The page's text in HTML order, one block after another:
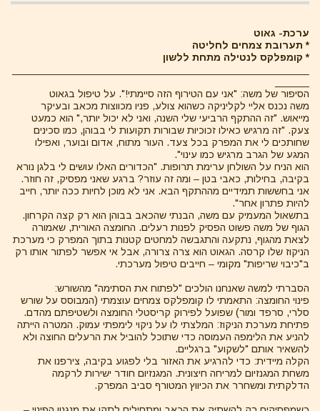
ערכת- גאוט
* תערובת צמחים לחליטה
* קומפלקס לנטילה מתחת ללשון
הסיפור של משה: "אני עם הטירוף הזה סיימתי!". על טיפול בגאוט
משה נכנס אליי לקליניקה כשהוא צולע, פניו מכווצות מכאב ובעיקר
מייאוש. "זה ההתקף הרביעי שלי השנה, ואני לא יכול יותר," הוא כמעט
צעק. "זה מרגיש כאילו זכוכיות שבורות תקועות לי בבוהן, כמו סכינים
שחותכים לי את המפרק בכל צעד. העור מתוח, אדום ובוער, ואפילו
המגע של הגרב מרגיש כמו עינוי".
הוא הניח על השולחן ערימת תרופות. "הכדורים האלו עושים לי בלגן נורא
בקיבה, בחילות, כאבי בטן – ומה זה עוזר? ברגע שאני מפסיק, זה חוזר.
אני בחששות תמידיים מההתקף הבא. אני לא מוכן לחיות ככה יותר, חייב
להיות פתרון אחר".
בתשאול המעמיק עם משה, הבנתי שהכאב בבוהן הוא רק קצה הקרחון.
הגוף של משה פשוט הפסיק לפנות רעלים. החומצה האורית, שאמורה
לצאת מהגוף, נתקעה והתגבשה למחטים קטנות בתוך המפרק כי מערכת
הניקוז שלו קרסה. הגאוט הוא צרה צרורה, אבל אי אפשר לפתור אותו רק
ב"כיבוי שריפות" מקומי – חייבים טיפול מערכתי.
הסברתי למשה שאנחנו הולכים "לפתוח את הסתימה" מהשורש:
פינוי החומצה: התאמתי לו קומפלקס צמחים עוצמתי (המבוסס על שורש
סלרי, סרפד ומור) שפועל לפירוק קריסטלי החומצה ולשטיפתם מהדם.
פתיחת מערכת הניקוז: המלצתי לו על ניקוי לימפתי עמוק. המטרה הייתה
להניע את הלימפה העמוסה כדי שתוכל להוביל את הרעלים החוצה ולא
להשאיר אותם "לשקוע" ברגליים.
הקלה מיידית: כדי להרגיע את האזור בלי לפגוע בקיבה, צירפנו את
משחת המגנזיום למריחה חיצונית. המגנזיום חודר ישירות לרקמה
הדלקתית ומשחרר את הכיווץ המטורף סביב המפרק.